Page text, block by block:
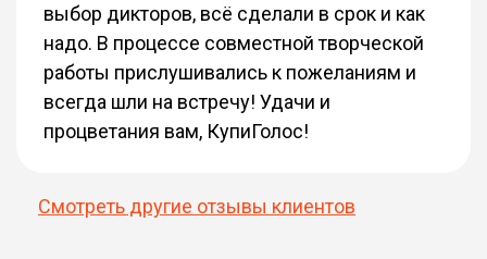
выбор дикторов, всё сделали в срок и как
надо. В процессе совместной творческой
работы прислушивались к пожеланиям и
всегда шли на встречу! Удачи и
процветания вам, КупиГолос!
Смотреть другие отзывы клиентов